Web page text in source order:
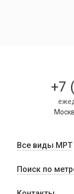
+7
Все виды МРТ
Поиск по